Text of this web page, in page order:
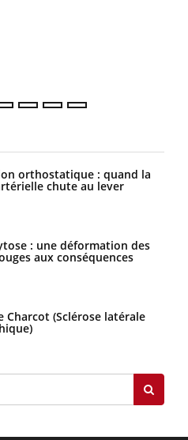
orthostatique : quand la
chute au lever
: une déformation des
aux conséquences
Charcot (Sclérose latérale